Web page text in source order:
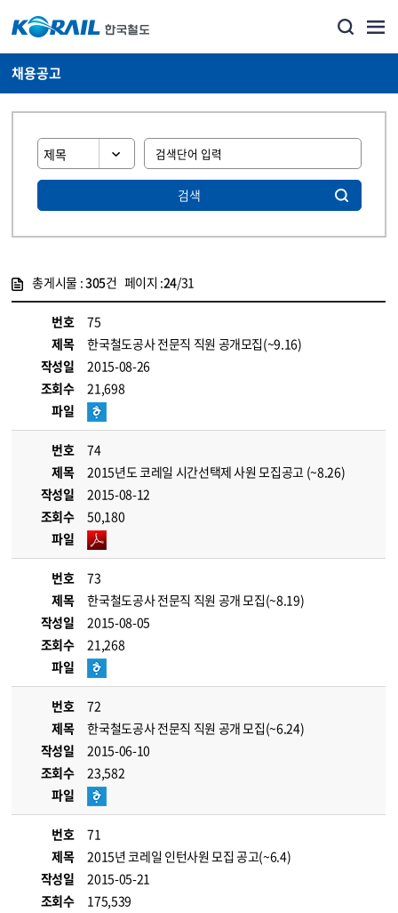
채용공고
검색
총게시물 :305건 페이지 :24/31
번호
75
제목
한국철도공사 전문직 직원 공개모집(~9.16)
작성일
2015-08-26
조회수
21,698
파일
번호
74
제목
2015년도 코레일 시간선택제 사원 모집공고 (~8.26)
작성일
2015-08-12
조회수
50,180
파일
번호
73
제목
한국철도공사 전문직 직원 공개 모집(~8.19)
작성일
2015-08-05
조회수
21,268
파일
번호
72
제목
한국철도공사 전문직 직원 공개 모집(~6.24)
작성일
2015-06-10
조회수
23,582
파일
번호
71
제목
2015년 코레일 인턴사원 모집 공고(~6.4)
작성일
2015-05-21
조회수
175,539